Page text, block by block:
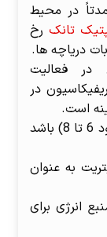
در محیط
تانک رخ
دریاچه ها.
فعالیت
در
pH محیط باید در محدوده خنثی (حدود 6 تا 8) باشد
به عنوان
انرژی برای